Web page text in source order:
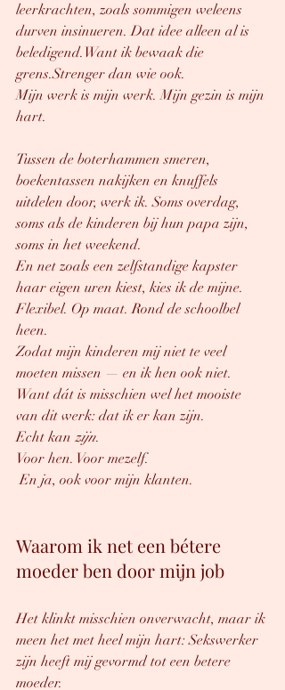
leerkrachten, zoals sommigen weleens
durven insinueren. Dat idee alleen al is
beledigend.Want ik bewaak die
grens.Strenger dan wie ook.
Mijn werk is mijn werk. Mijn gezin is mijn
hart.
Tussen de boterhammen smeren,
boekentassen nakijken en knuffels
uitdelen door, werk ik. Soms overdag,
soms als de kinderen bij hun papa zijn,
soms in het weekend.
En net zoals een zelfstandige kapster
haar eigen uren kiest, kies ik de mijne.
Flexibel. Op maat. Rond de schoolbel
heen.
Zodat mijn kinderen mij niet te veel
moeten missen — en ik hen ook niet.
Want dát is misschien wel het mooiste
van dit werk: dat ik er kan zijn.
Echt kan zijn.
Voor hen. Voor mezelf.
En ja, ook voor mijn klanten.
Waarom ik net een bétere
moeder ben door mijn job
Het klinkt misschien onverwacht, maar ik
meen het met heel mijn hart: Sekswerker
zijn heeft mij gevormd tot een betere
moeder.